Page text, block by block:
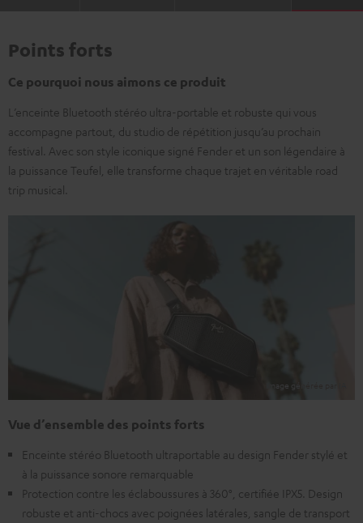
Points forts
Ce pourquoi nous aimons ce produit
L’enceinte Bluetooth stéréo ultra-portable et robuste qui vous
accompagne partout, du studio de répétition jusqu’au prochain
festival. Avec son style iconique signé Fender et un son légendaire à
la puissance Teufel, elle transforme chaque trajet en véritable road
trip musical.
Vue d’ensemble des points forts
Enceinte stéréo Bluetooth ultraportable au design Fender stylé et
à la puissance sonore remarquable
Protection contre les éclaboussures à 360°, certifiée IPX5. Design
robuste et anti-chocs avec poignées latérales, sangle de transport